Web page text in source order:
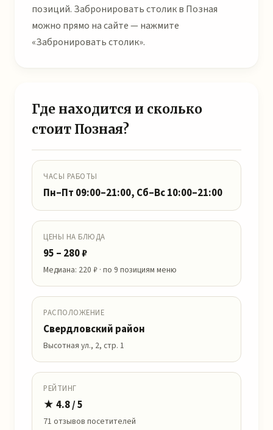
позиций. Забронировать столик в Позная
можно прямо на сайте — нажмите
«Забронировать столик».
Где находится и сколько
стоит Позная?
ЧАСЫ РАБОТЫ
Пн–Пт 09:00–21:00, Сб–Вс 10:00–21:00
ЦЕНЫ НА БЛЮДА
95 – 280 ₽
Медиана: 220 ₽ · по 9 позициям меню
РАСПОЛОЖЕНИЕ
Свердловский район
Высотная ул., 2, стр. 1
РЕЙТИНГ
★ 4.8 / 5
71 отзывов посетителей